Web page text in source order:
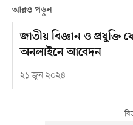
আরও পড়ুন
জাতীয় বিজ্ঞান ও প্রযুক্তি
অনলাইনে আবেদন
২১ জুন ২০২৪